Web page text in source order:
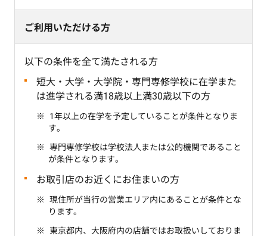
ご利用いただける方
以下の条件を全て満たされる方
短大・大学・大学院・専門専修学校に在学また
は進学される満18歳以上満30歳以下の方
1年以上の在学を予定していることが条件となりま
す。
専門専修学校は学校法人または公的機関であること
が条件となります。
お取引店のお近くにお住まいの方
現住所が当行の営業エリア内にあることが条件とな
ります。
東京都内、大阪府内の店舗ではお取扱いしておりま